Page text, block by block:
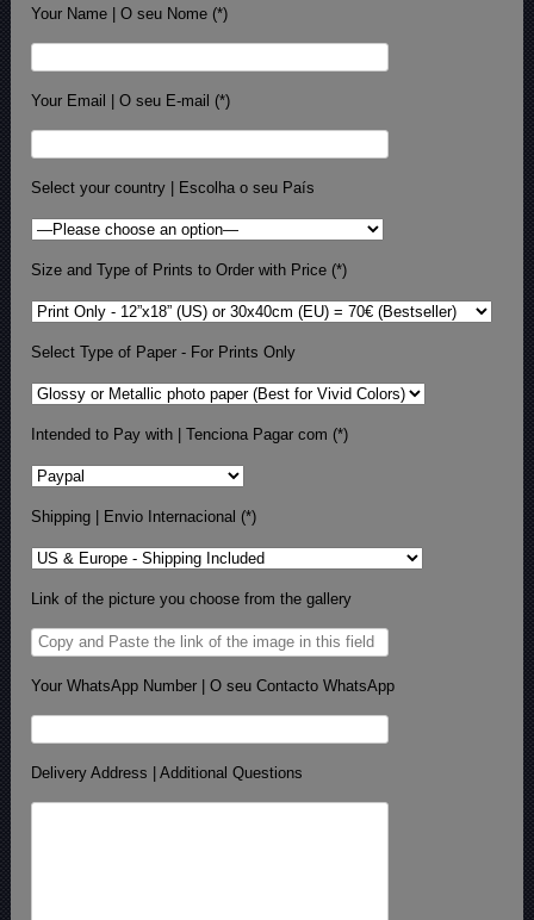
Your Name | O seu Nome (*)
Your Email | O seu E-mail (*)
Select your country | Escolha o seu País
Size and Type of Prints to Order with Price (*)
Select Type of Paper - For Prints Only
Intended to Pay with | Tenciona Pagar com (*)
Shipping | Envio Internacional (*)
Link of the picture you choose from the gallery
Your WhatsApp Number | O seu Contacto WhatsApp
Delivery Address | Additional Questions